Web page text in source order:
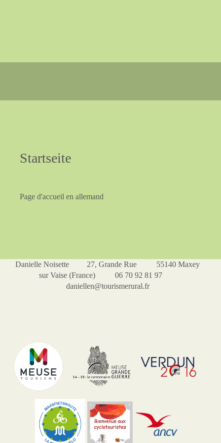
Startseite
Page d'accueil en allemand
Danielle Noisette 27, Grande Rue 55140 Maxey
sur Vaise (France) 06 70 92 81 97
daniellen@tourismerural.fr